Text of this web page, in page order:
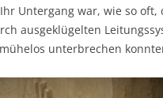
Untergang war, wie so
ausgeklügelten
unterbrechen